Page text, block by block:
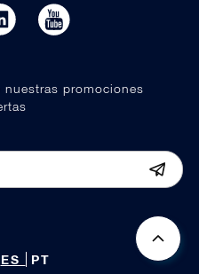
ES PT
promociones